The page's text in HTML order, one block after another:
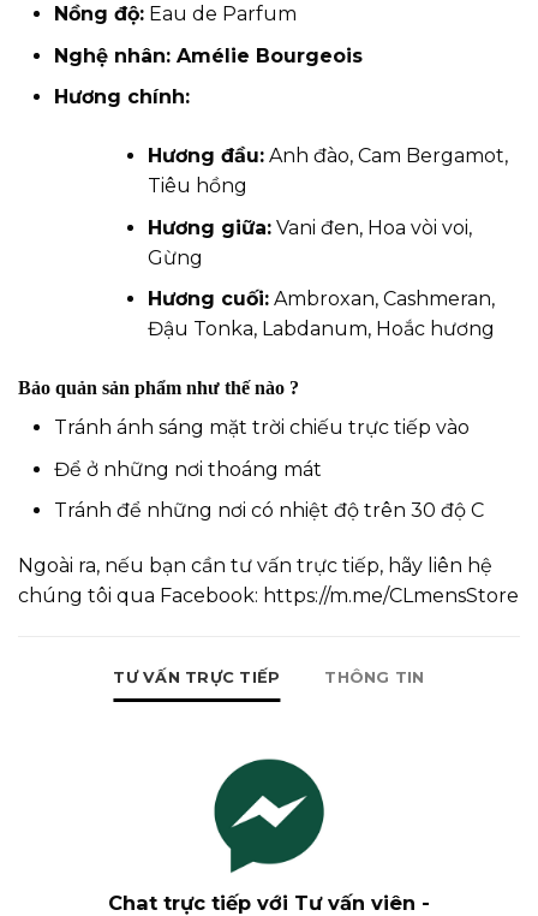
Nồng độ: Eau de Parfum
Nghệ nhân: Amélie Bourgeois
Hương chính:
Hương đầu: Anh đào, Cam Bergamot,
Tiêu hồng
Hương giữa: Vani đen, Hoa vòi voi,
Gừng
Hương cuối: Ambroxan, Cashmeran,
Đậu Tonka, Labdanum, Hoắc hương
Bảo quản sản phẩm như thế nào ?
Tránh ánh sáng mặt trời chiếu trực tiếp vào
Để ở những nơi thoáng mát
Tránh để những nơi có nhiệt độ trên 30 độ C
Ngoài ra, nếu bạn cần tư vấn trực tiếp, hãy liên hệ
chúng tôi qua Facebook: https://m.me/CLmensStore
TƯ VẤN TRỰC TIẾP THÔNG TIN
Chat trực tiếp với Tư vấn viên -